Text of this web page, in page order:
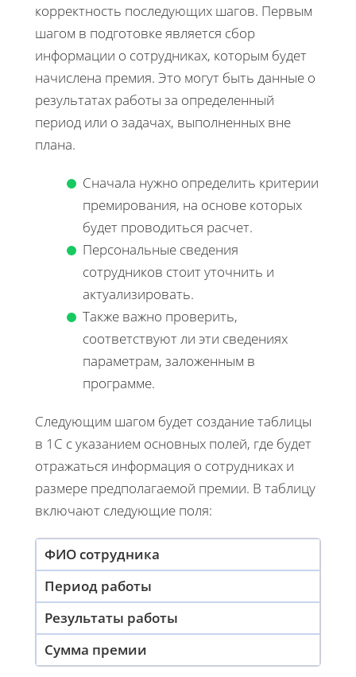
корректность последующих шагов. Первым
шагом в подготовке является сбор
информации о сотрудниках, которым будет
начислена премия. Это могут быть данные о
результатах работы за определенный
период или о задачах, выполненных вне
плана.
Сначала нужно определить критерии
премирования, на основе которых
будет проводиться расчет.
Персональные сведения
сотрудников стоит уточнить и
актуализировать.
Также важно проверить,
соответствуют ли эти сведениях
параметрам, заложенным в
программе.
Следующим шагом будет создание таблицы
в 1С с указанием основных полей, где будет
отражаться информация о сотрудниках и
размере предполагаемой премии. В таблицу
включают следующие поля:
ФИО сотрудника
Период работы
Результаты работы
Сумма премии